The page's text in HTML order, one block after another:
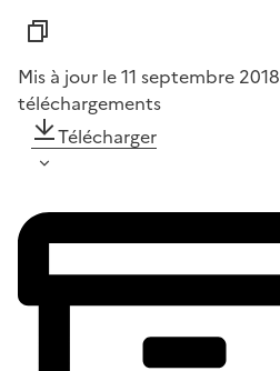
Mis à jour le 11 septembre 2018
téléchargements
Télécharger